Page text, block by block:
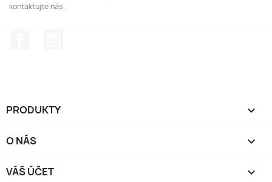
kontaktujte nás.
PRODUKTY 
O NÁS 
VÁŠ ÚČET 